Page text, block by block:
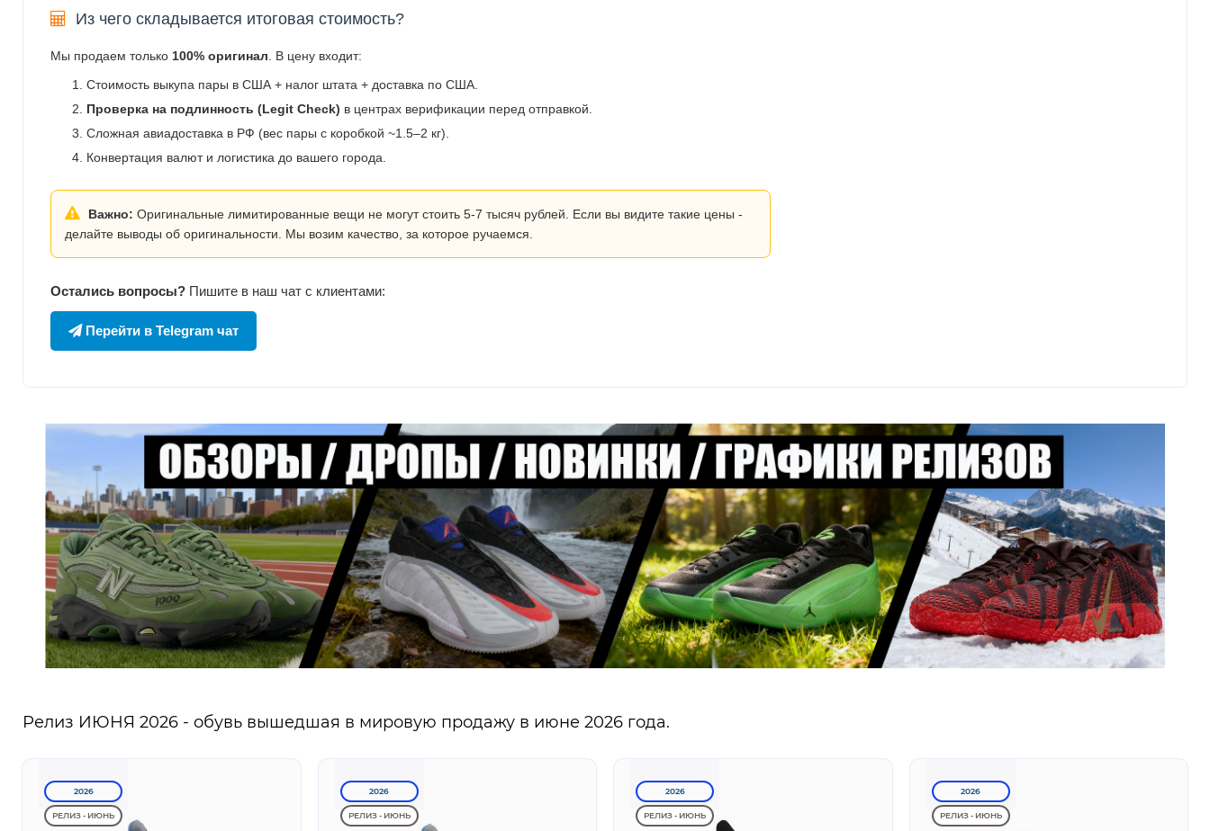
Из чего складывается итоговая стоимость?
Мы продаем только 100% оригинал . В цену входит:
Стоимость выкупа пары в США + налог штата + доставка по США.
Проверка на подлинность (Legit Check) в центрах верификации перед отправкой.
Сложная авиадоставка в РФ (вес пары с коробкой ~1.5–2 кг).
Конвертация валют и логистика до вашего города.
Важно: Оригинальные лимитированные вещи не могут стоить 5-7 тысяч рублей. Если вы видите такие цены -
делайте выводы об оригинальности. Мы возим качество, за которое ручаемся.
Остались вопросы? Пишите в наш чат с клиентами:
Перейти в Telegram чат
Релиз ИЮНЯ 2026 - обувь вышедшая в мировую продажу в июне 2026 года.
2026
РЕЛИЗ - ИЮНЬ
2026
РЕЛИЗ - ИЮНЬ
2026
РЕЛИЗ - ИЮНЬ
2026
РЕЛИЗ - ИЮНЬ